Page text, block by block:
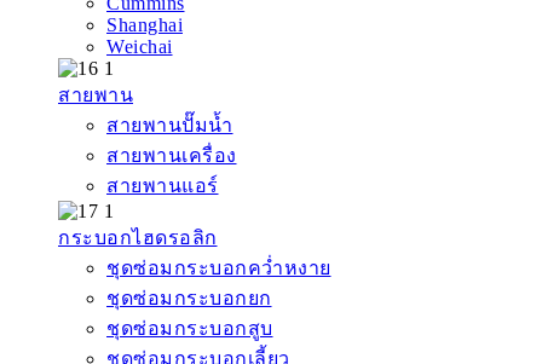
Shanghai
Weichai
สายพาน
สายพานปั๊มน้ำ
สายพานเครื่อง
สายพานแอร์
กระบอกไฮดรอลิก
ชุดซ่อมกระบอกคว่ำหงาย
ชุดซ่อมกระบอกยก
ชุดซ่อมกระบอกสูบ
ชุดซ่อมกระบอกเลี้ยว